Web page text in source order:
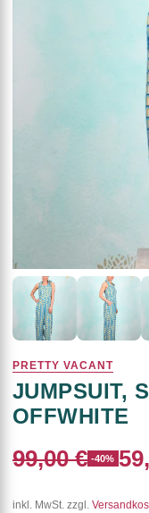
PRETTY VACANT
JUMPSUIT,
OFFWHITE
99,00 € -40%
inkl. MwSt. zzgl.